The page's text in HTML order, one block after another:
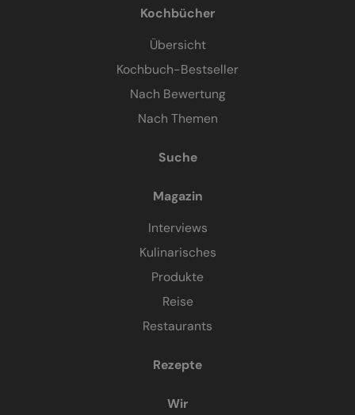
Kochbücher
Übersicht
Kochbuch-Bestseller
Nach Bewertung
Nach Themen
Suche
Magazin
Interviews
Kulinarisches
Produkte
Reise
Restaurants
Rezepte
Wir